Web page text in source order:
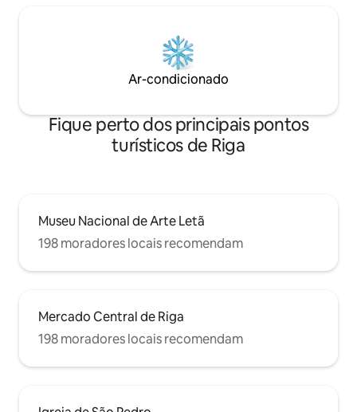
Ar-condicionado
Fique perto dos principais pontos
turísticos de Riga
Museu Nacional de Arte Letã
198 moradores locais recomendam
Mercado Central de Riga
198 moradores locais recomendam